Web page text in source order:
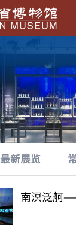
最新展览
南溟泛舸